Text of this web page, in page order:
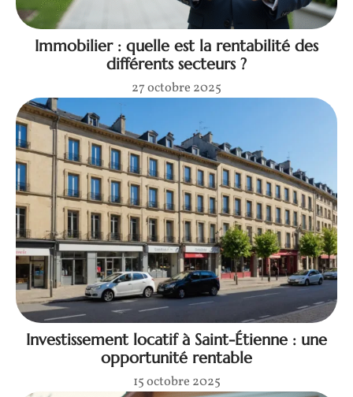
Immobilier : quelle est la rentabilité des
différents secteurs ?
27 octobre 2025
Investissement locatif à Saint-Étienne : une
opportunité rentable
15 octobre 2025